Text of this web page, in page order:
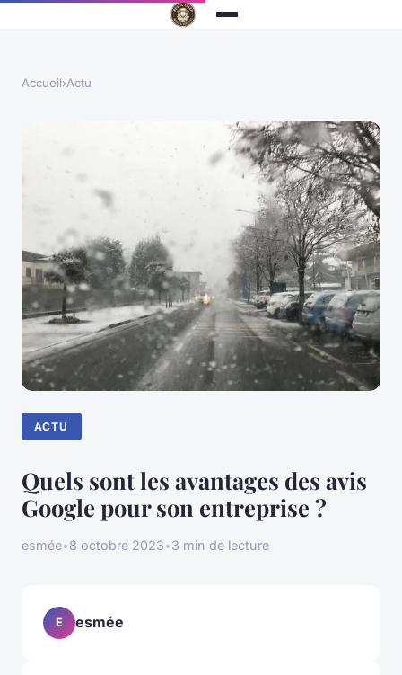
Accueil›Actu
ACTU
Quels sont les avantages des avis
Google pour son entreprise ?
esmée•8 octobre 2023•3 min de lecture
E esmée